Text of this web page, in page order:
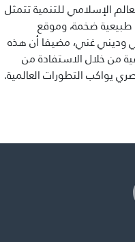
الإسلامي للتنمية تتمثل
طبيعية ضخمة، وموقع
وديني غني، مضيفا أن هذه
من خلال الاستفادة من
يواكب التطورات العالمية.